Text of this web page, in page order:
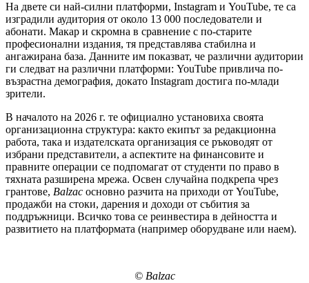
На двете си най-силни платформи, Instagram и YouTube, те са
изградили аудитория от около 13 000 последователи и
абонати. Макар и скромна в сравнение с по-старите
професионални издания, тя представлява стабилна и
ангажирана база. Данните им показват, че различни аудитории
ги следват на различни платформи: YouTube привлича по-
възрастна демография, докато Instagram достига по-млади
зрители.
В началото на 2026 г. те официално установиха своята
организационна структура: както екипът за редакционна
работа, така и издателската организация се ръководят от
избрани представители, а аспектите на финансовите и
правните операции се подпомагат от студенти по право в
тяхната разширена мрежа. Освен случайна подкрепа чрез
грантове, Balzac основно разчита на приходи от YouTube,
продажби на стоки, дарения и доходи от събития за
поддръжници. Всичко това се реинвестира в дейността и
развитието на платформата (например оборудване или наем).
© Balzac